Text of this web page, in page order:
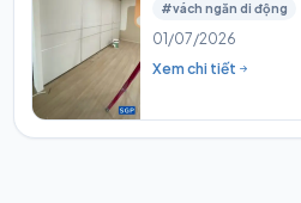
#vách ngăn di động
01/07/2026
Xem chi tiết